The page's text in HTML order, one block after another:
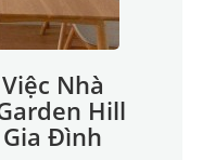
Nhà
Hill
Đình